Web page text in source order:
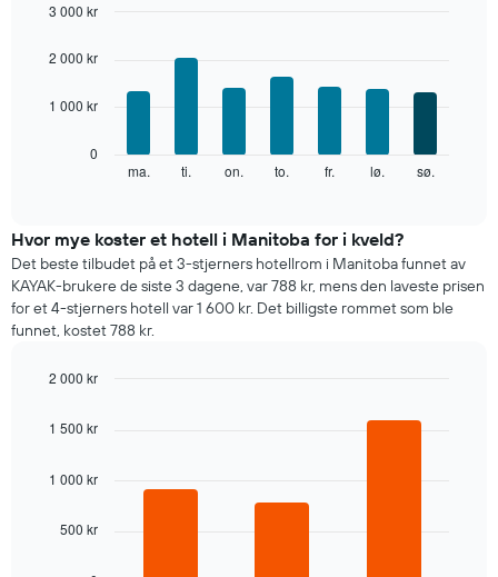
akse
månedene.
for
et
rom
chart
bars.
Diagrammet
for
et
rom
for
hver
ukedag
akse
Diagrammets
graphic.
ma. ti. on. to. fr. lø. sø.
0
1 000 kr
2 000 kr
3 000 kr
Hvor mye koster et hotell i Manitoba for i kveld?
Det beste tilbudet på et 3-stjerners hotellrom i Manitoba funnet av
KAYAK-brukere de siste 3 dagene, var 788 kr, mens den laveste prisen
for et 4-stjerners hotell var 1 600 kr. Det billigste rommet som ble
funnet, kostet 788 kr.
with
bars.
nedenfor
500 kr
1 000 kr
1 500 kr
2 000 kr